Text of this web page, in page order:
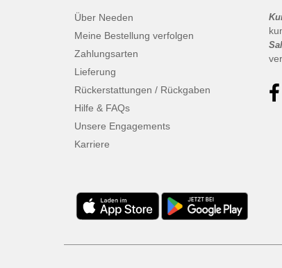
Über Needen
Meine Bestellung verfolgen
Zahlungsarten
Lieferung
Rückerstattungen / Rückgaben
Hilfe & FAQs
Unsere Engagements
Karriere